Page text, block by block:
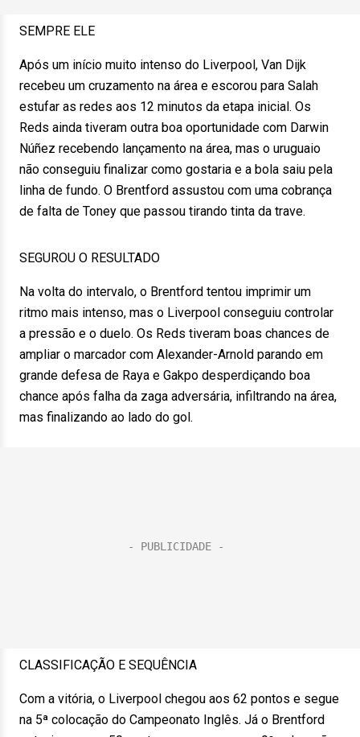
SEMPRE ELE
Após um início muito intenso do Liverpool, Van Dijk
recebeu um cruzamento na área e escorou para Salah
estufar as redes aos 12 minutos da etapa inicial. Os
Reds ainda tiveram outra boa oportunidade com Darwin
Núñez recebendo lançamento na área, mas o uruguaio
não conseguiu finalizar como gostaria e a bola saiu pela
linha de fundo. O Brentford assustou com uma cobrança
de falta de Toney que passou tirando tinta da trave.
SEGUROU O RESULTADO
Na volta do intervalo, o Brentford tentou imprimir um
ritmo mais intenso, mas o Liverpool conseguiu controlar
a pressão e o duelo. Os Reds tiveram boas chances de
ampliar o marcador com Alexander-Arnold parando em
grande defesa de Raya e Gakpo desperdiçando boa
chance após falha da zaga adversária, infiltrando na área,
mas finalizando ao lado do gol.
CLASSIFICAÇÃO E SEQUÊNCIA
Com a vitória, o Liverpool chegou aos 62 pontos e segue
na 5ª colocação do Campeonato Inglês. Já o Brentford